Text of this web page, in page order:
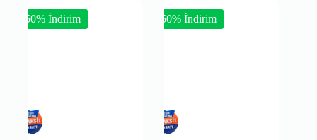
-50% İndirim -50% İndirim